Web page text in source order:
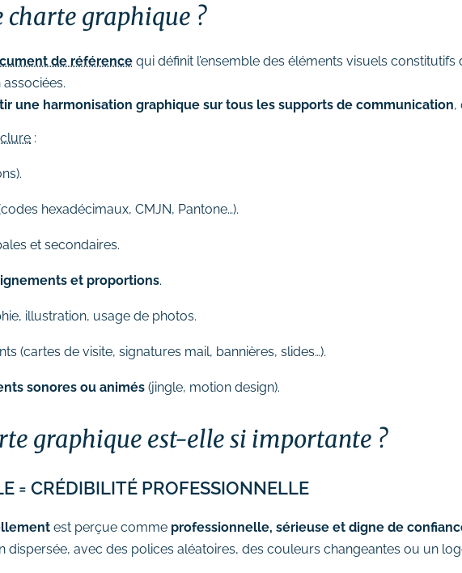
charte graphique ?
de référence qui définit l’ensemble des éléments visuels constitutifs
associées.
une harmonisation graphique sur tous les supports de communication,
:
hexadécimaux, CMJN, Pantone…).
et secondaires.
et proportions.
illustration, usage de photos.
(cartes de visite, signatures mail, bannières, slides…).
sonores ou animés (jingle, motion design).
graphique est-elle si importante ?
= CRÉDIBILITÉ PROFESSIONNELLE
est perçue comme professionnelle, sérieuse et digne de
dispersée, avec des polices aléatoires, des couleurs changeantes ou un